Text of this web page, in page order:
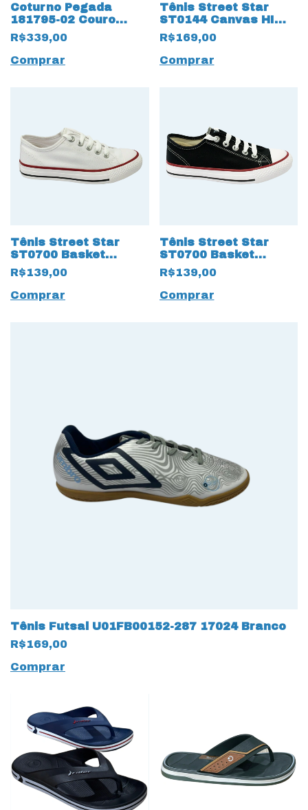
Coturno Pegada
181795-02 Couro
Natural Anilina com
Forro em lã 15446
Preto
R$339,00
Comprar
Tênis Street Star
ST0144 Canvas HI
botinha classica
15656 Preto
R$169,00
Comprar
Tênis Street Star
ST0700 Basket
Classic 15652 Branco
R$139,00
Comprar
Tênis Street Star
ST0700 Basket
Classic 15653 Preto
R$139,00
Comprar
Tênis Futsal U01FB00152-287 17024 Branco
R$169,00
Comprar